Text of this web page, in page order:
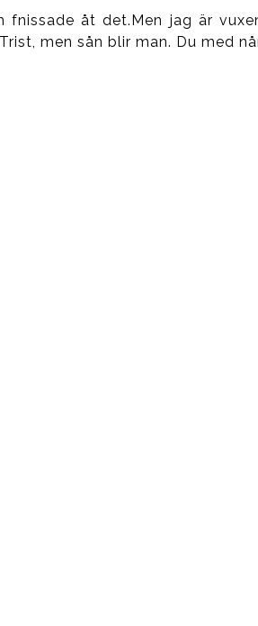
åt det.Men jag är
men sån blir man. Du med